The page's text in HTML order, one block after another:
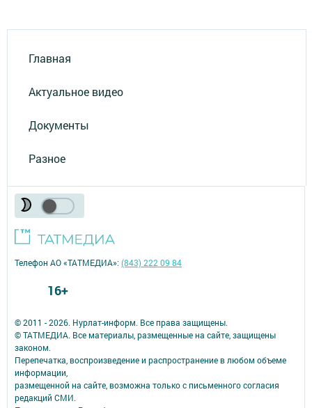
Главная
Актуальное видео
Документы
Разное
© 2011 - 2026. Нурлат-⁠информ. Все права защищены.
© ТАТМЕДИА. Все материалы, размещенные на сайте, защищены
законом.
Перепечатка, воспроизведение и распространение в любом объеме
информации,
размещенной на сайте, возможна только с письменного согласия
редакций СМИ.
Телефон АО «ТАТМЕДИА»:(843) 222 09 84
16+